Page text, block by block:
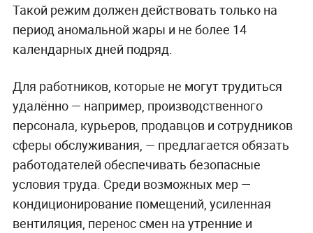
Такой режим должен действовать только на
период аномальной жары и не более 14
календарных дней подряд.
Для работников, которые не могут трудиться
удалённо — например, производственного
персонала, курьеров, продавцов и сотрудников
сферы обслуживания, — предлагается обязать
работодателей обеспечивать безопасные
условия труда. Среди возможных мер —
кондиционирование помещений, усиленная
вентиляция, перенос смен на утренние и